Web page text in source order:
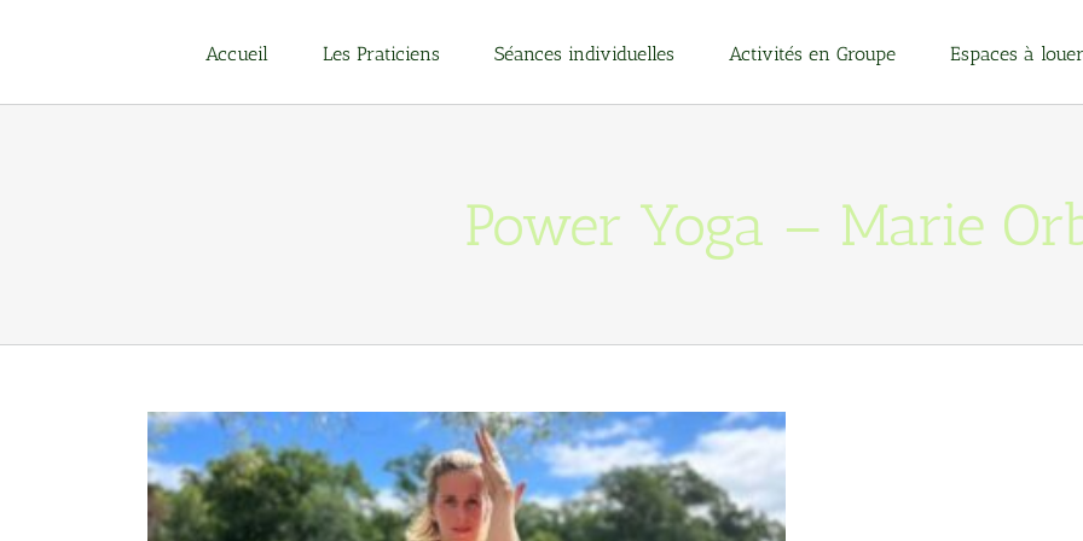
Accueil Les Praticiens Séances individuelles Activités en Groupe Espaces à louer
Power Yoga — Marie